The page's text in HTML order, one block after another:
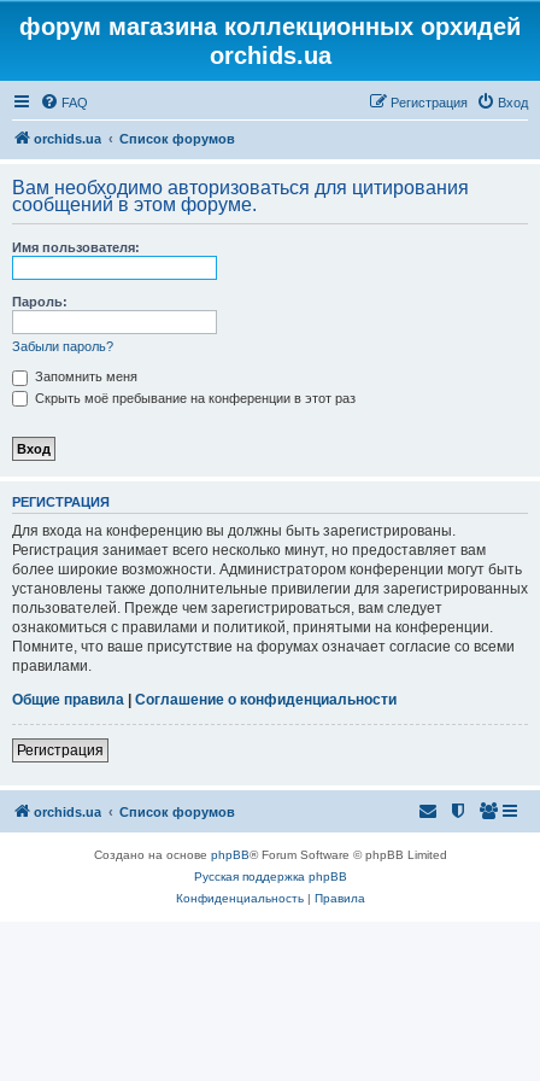
форум магазина коллекционных орхидей
orchids.ua
FAQ Вход
Регистрация
orchids.ua Список форумов
Вам необходимо авторизоваться для цитирования
сообщений в этом форуме.
Имя пользователя:
Пароль:
Забыли пароль?
Запомнить меня
Скрыть моё пребывание на конференции в этот раз
РЕГИСТРАЦИЯ
Для входа на конференцию вы должны быть зарегистрированы.
Регистрация занимает всего несколько минут, но предоставляет вам
более широкие возможности. Администратором конференции могут быть
установлены также дополнительные привилегии для зарегистрированных
пользователей. Прежде чем зарегистрироваться, вам следует
ознакомиться с правилами и политикой, принятыми на конференции.
Помните, что ваше присутствие на форумах означает согласие со всеми
правилами.
Общие правила | Соглашение о конфиденциальности
Регистрация
orchids.ua Список форумов
Создано на основе phpBB® Forum Software © phpBB Limited
Русская поддержка phpBB
Конфиденциальность| Правила